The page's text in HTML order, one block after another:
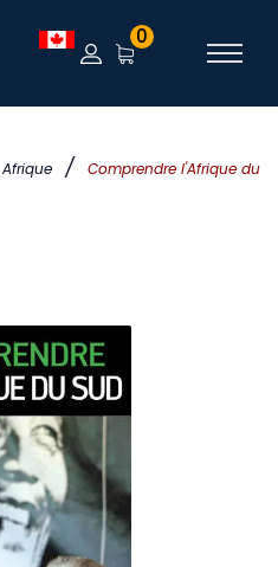
Afrique /
Comprendre l'Afrique du
0